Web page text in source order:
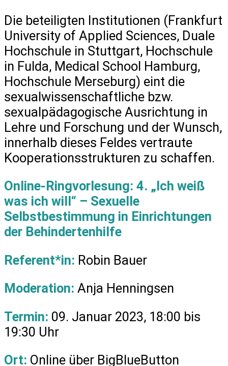
Die beteiligten Institutionen (Frankfurt
University of Applied Sciences, Duale
Hochschule in Stuttgart, Hochschule
in Fulda, Medical School Hamburg,
Hochschule Merseburg) eint die
sexualwissenschaftliche bzw.
sexualpädagogische Ausrichtung in
Lehre und Forschung und der Wunsch,
innerhalb dieses Feldes vertraute
Kooperationsstrukturen zu schaffen.
Online-Ringvorlesung: 4. „Ich weiß
was ich will“ – Sexuelle
Selbstbestimmung in Einrichtungen
der Behindertenhilfe
Referent*in: Robin Bauer
Moderation: Anja Henningsen
Termin: 09. Januar 2023, 18:00 bis
19:30 Uhr
Ort: Online über BigBlueButton